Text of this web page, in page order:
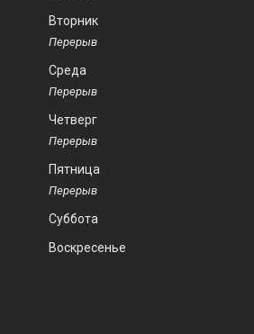
Вторник
Среда
Четверг
Пятница
Суббота
Воскресенье